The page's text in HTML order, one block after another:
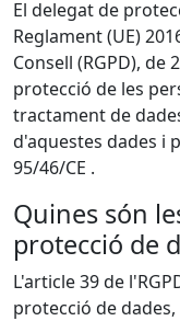
El delegat de
Reglament (UE)
Consell (RGPD), de
protecció de les
tractament de
d'aquestes dades i
95/46/CE .
Quines són
protecció de
L'article 39 de
protecció de